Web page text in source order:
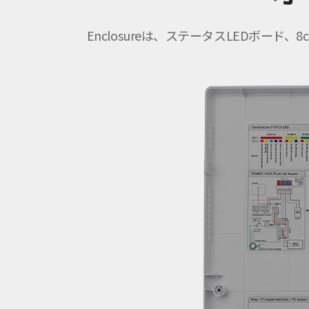
Enclosureは、ステータスLEDボード、